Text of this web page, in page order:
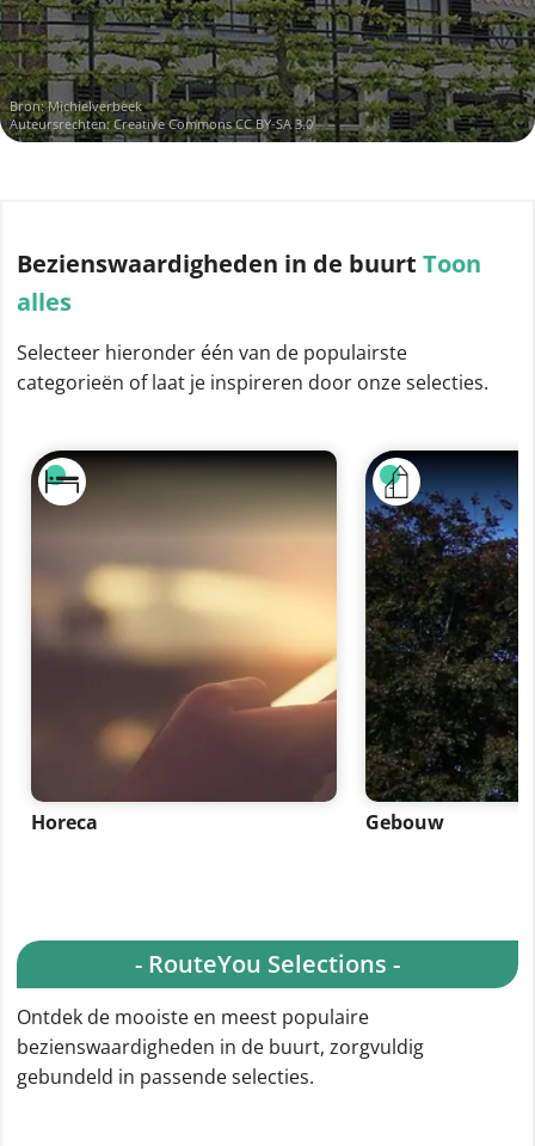
Bron:Michielverbeek
Auteursrechten:Creative Commons CC BY-SA 3.0
Bezienswaardigheden in de buurt Toon
alles
Selecteer hieronder één van de populairste
categorieën of laat je inspireren door onze selecties.
Horeca Gebouw
- RouteYou Selections -
Ontdek de mooiste en meest populaire
bezienswaardigheden in de buurt, zorgvuldig
gebundeld in passende selecties.